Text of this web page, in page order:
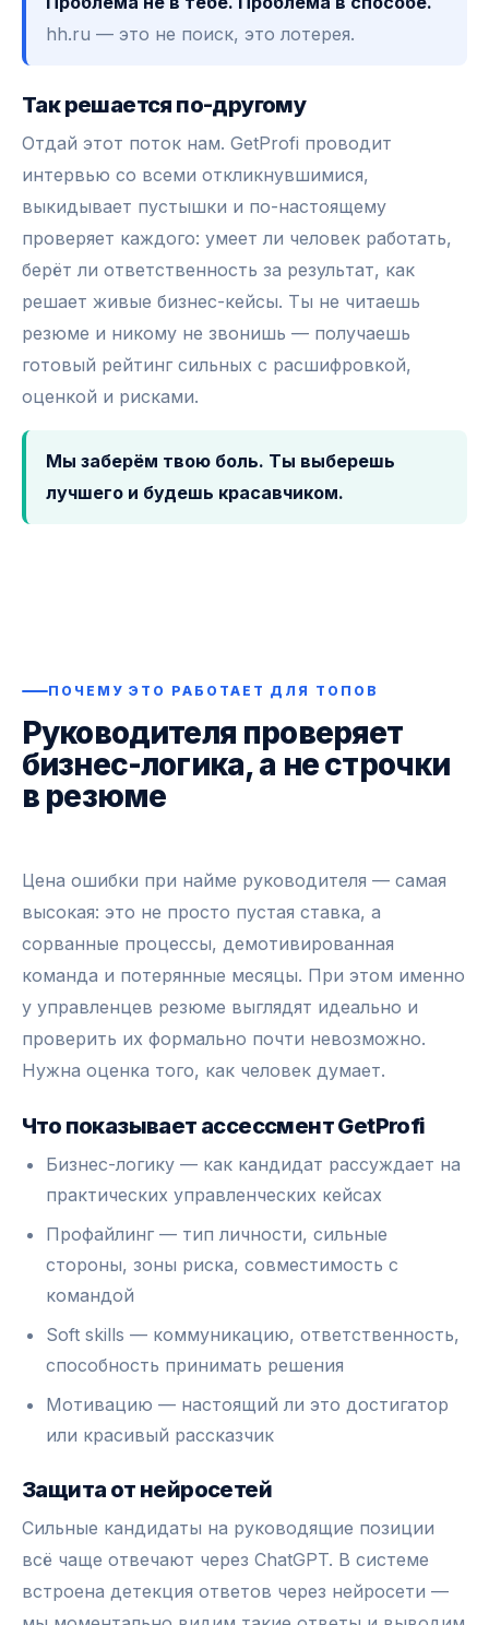
hh.ru — это не поиск, это лотерея.
Так решается по-другому
Отдай этот поток нам. GetProfi проводит
интервью со всеми откликнувшимися,
выкидывает пустышки и по-настоящему
проверяет каждого: умеет ли человек работать,
берёт ли ответственность за результат, как
решает живые бизнес-кейсы. Ты не читаешь
резюме и никому не звонишь — получаешь
готовый рейтинг сильных с расшифровкой,
оценкой и рисками.
Мы заберём твою боль. Ты выберешь
лучшего и будешь красавчиком.
ПОЧЕМУ ЭТО РАБОТАЕТ ДЛЯ ТОПОВ
Руководителя проверяет
бизнес-логика, а не строчки
в резюме
Цена ошибки при найме руководителя — самая
высокая: это не просто пустая ставка, а
сорванные процессы, демотивированная
команда и потерянные месяцы. При этом именно
у управленцев резюме выглядят идеально и
проверить их формально почти невозможно.
Нужна оценка того, как человек думает.
Что показывает ассессмент GetProfi
Бизнес-логику — как кандидат рассуждает на
практических управленческих кейсах
Профайлинг — тип личности, сильные
стороны, зоны риска, совместимость с
командой
Soft skills — коммуникацию, ответственность,
способность принимать решения
Мотивацию — настоящий ли это достигатор
или красивый рассказчик
Защита от нейросетей
Сильные кандидаты на руководящие позиции
всё чаще отвечают через ChatGPT. В системе
встроена детекция ответов через нейросети —